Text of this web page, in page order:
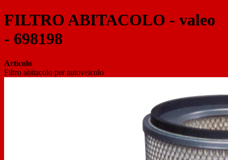
FILTRO ABITACOLO - valeo
- 698198
Articolo
Filtro abitacolo per autoveicolo